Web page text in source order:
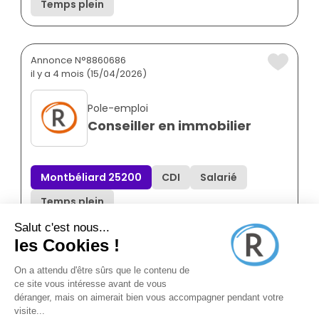
Temps plein
Annonce N°8860686
il y a 4 mois (15/04/2026)
Pole-emploi
Conseiller en immobilier
Montbéliard 25200 CDI
Salarié
Temps plein
il y a 9 mois (11/11/2025)
Maxihome